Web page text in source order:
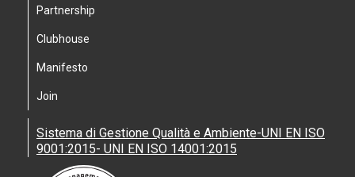
Partnership
Clubhouse
Manifesto
Join
Sistema di Gestione Qualità e Ambiente-UNI EN ISO
9001:2015- UNI EN ISO 14001:2015